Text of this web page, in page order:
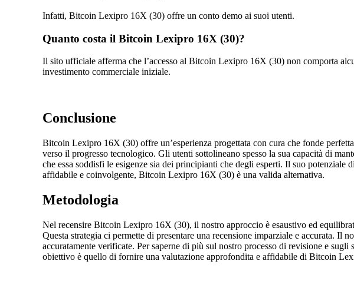
Infatti, Bitcoin Lexipro 16X (30) offre un conto demo ai suoi utenti.
Quanto costa il Bitcoin Lexipro 16X (30)?
Il sito ufficiale afferma che l’accesso al Bitcoin Lexipro 16X (30) non comporta
investimento commerciale iniziale.
Conclusione
Bitcoin Lexipro 16X (30) offre un’esperienza progettata con cura che fonde
verso il progresso tecnologico. Gli utenti sottolineano spesso la sua capacità di
che essa soddisfi le esigenze sia dei principianti che degli esperti. Il suo
affidabile e coinvolgente, Bitcoin Lexipro 16X (30) è una valida alternativa.
Metodologia
Nel recensire Bitcoin Lexipro 16X (30), il nostro approccio è esaustivo ed
Questa strategia ci permette di presentare una recensione imparziale e accurata.
accuratamente verificate. Per saperne di più sul nostro processo di revisione e sugli
obiettivo è quello di fornire una valutazione approfondita e affidabile di Bitcoin